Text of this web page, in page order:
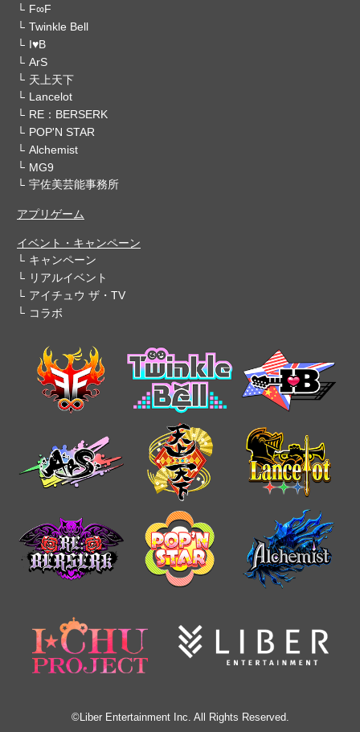
F∞F
Twinkle Bell
I♥B
ArS
天上天下
Lancelot
RE：BERSERK
POP'N STAR
Alchemist
MG9
宇佐美芸能事務所
アプリゲーム
イベント・キャンペーン
キャンペーン
リアルイベント
アイチュウ ザ・TV
コラボ
©Liber Entertainment Inc. All Rights Reserved.